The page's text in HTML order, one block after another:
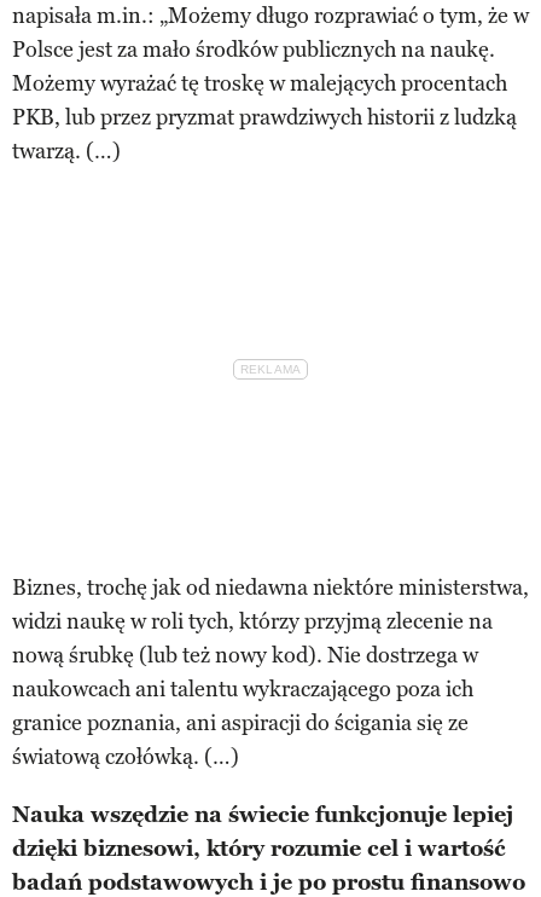
napisała m.in.: „Możemy długo rozprawiać o tym, że w
Polsce jest za mało środków publicznych na naukę.
Możemy wyrażać tę troskę w malejących procentach
PKB, lub przez pryzmat prawdziwych historii z ludzką
twarzą. (…)
Biznes, trochę jak od niedawna niektóre ministerstwa,
widzi naukę w roli tych, którzy przyjmą zlecenie na
nową śrubkę (lub też nowy kod). Nie dostrzega w
naukowcach ani talentu wykraczającego poza ich
granice poznania, ani aspiracji do ścigania się ze
światową czołówką. (…)
Nauka wszędzie na świecie funkcjonuje lepiej
dzięki biznesowi, który rozumie cel i wartość
badań podstawowych i je po prostu finansowo